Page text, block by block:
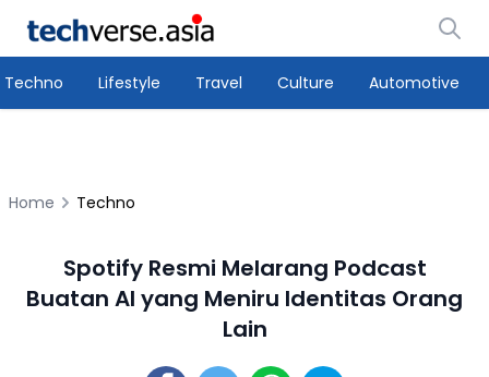
Techno Lifestyle Travel Culture Automotive
Home Techno
Spotify Resmi Melarang Podcast
Buatan AI yang Meniru Identitas Orang
Lain